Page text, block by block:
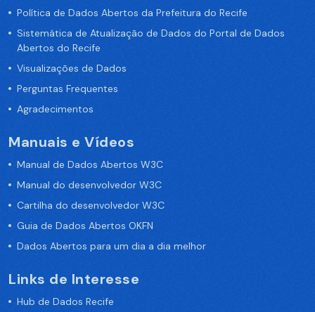
Política de Dados Abertos da Prefeitura do Recife
Sistemática de Atualização de Dados do Portal de Dados
Abertos do Recife
Visualizações de Dados
Perguntas Frequentes
Agradecimentos
Manuais e Vídeos
Manual de Dados Abertos W3C
Manual do desenvolvedor W3C
Cartilha do desenvolvedor W3C
Guia de Dados Abertos OKFN
Dados Abertos para um dia a dia melhor
Links de Interesse
Hub de Dados Recife